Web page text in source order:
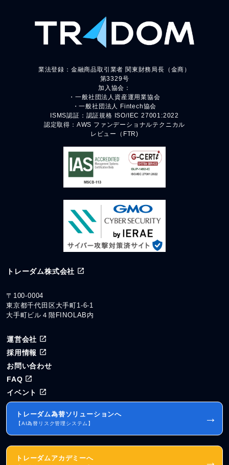
業法登録：金融商品取引業者 関東財務局長（金商）
第3329号
加入協会：
・一般社団法人資産運用業協会
・一般社団法人 Fintech協会
ISMS認証：認証規格 ISO/IEC 27001:2022
認定取得：AWS ファンデーショナルテクニカル
レビュー（FTR)
トレーダム株式会社
〒100-0004
東京都千代田区大手町1-6-1
大手町ビル４階FINOLAB内
運営会社
採用情報
お問い合わせ
FAQ
イベント
トレーダム為替ソリューションへ
【AI為替リスク管理システム】 →
トレーダムアカデミーへ →